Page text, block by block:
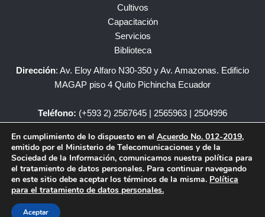
Cultivos
Capacitación
Servicios
Biblioteca
Dirección: Av. Eloy Alfaro N30-350 y Av. Amazonas. Edificio
MAGAP piso 4 Quito Pichincha Ecuador
Teléfono: (+593 2) 2567645 | 2565963 | 2504996
iniap@iniap.gob.ec
Copyright © – INIAP Todos los Derechos Reservados.
En cumplimiento de lo dispuesto en el Acuerdo No. 012-2019,
emitido por el Ministerio de Telecomunicaciones y de la
Sociedad de la Información, comunicamos nuestra política para
el tratamiento de datos personales. Para continuar navegando
en este sitio debe aceptar los términos de la misma. Política
para el tratamiento de datos personales.
Aceptar